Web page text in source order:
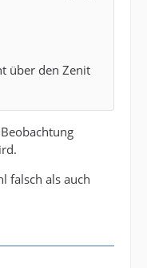
über den Zenit
falsch als auch